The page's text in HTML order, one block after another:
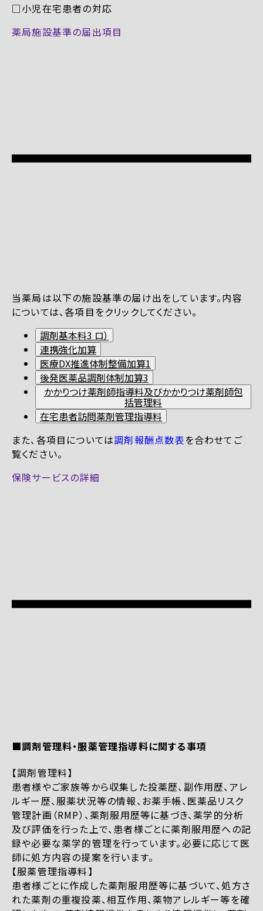
□小児在宅患者の対応
薬局施設基準の届出項目
当薬局は以下の施設基準の届け出をしています。内容
については、各項目をクリックしてください。
調剤基本料3 ロ）
連携強化加算
医療DX推進体制整備加算1
後発医薬品調剤体制加算3
かかりつけ薬剤師指導料及びかかりつけ薬剤師包
括管理料
在宅患者訪問薬剤管理指導料
また、各項目については調剤報酬点数表を合わせてご
覧ください。
保険サービスの詳細
■調剤管理料・服薬管理指導料に関する事項
【調剤管理料】
患者様やご家族等から収集した投薬歴、副作用歴、アレ
ルギー歴、服薬状況等の情報、お薬手帳、医薬品リスク
管理計画（RMP）、薬剤服用歴等に基づき、薬学的分析
及び評価を行った上で、患者様ごとに薬剤服用歴への記
録や必要な薬学的管理を行っています。必要に応じて医
師に処方内容の提案を行います。
【服薬管理指導料】
患者様ごとに作成した薬剤服用歴等に基づいて、処方さ
れた薬剤の重複投薬、相互作用、薬物アレルギー等を確